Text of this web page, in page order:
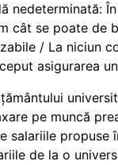
nedeterminată:
cât se poate de
/ La niciun
asigurarea
pe muncă
salariile propuse
de la o